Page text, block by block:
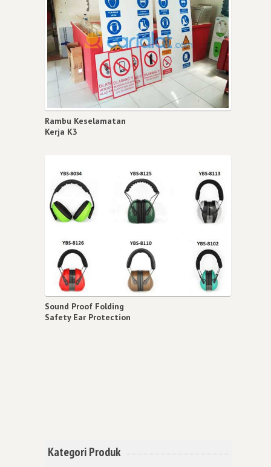
Rambu Keselamatan
Kerja K3
Sound Proof Folding
Safety Ear Protection
Kategori Produk